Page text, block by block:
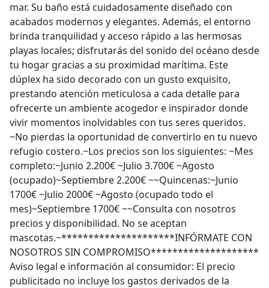
mar. Su baño está cuidadosamente diseñado con
acabados modernos y elegantes. Además, el entorno
brinda tranquilidad y acceso rápido a las hermosas
playas locales; disfrutarás del sonido del océano desde
tu hogar gracias a su proximidad marítima. Este
dúplex ha sido decorado con un gusto exquisito,
prestando atención meticulosa a cada detalle para
ofrecerte un ambiente acogedor e inspirador donde
vivir momentos inolvidables con tus seres queridos.
~No pierdas la oportunidad de convertirlo en tu nuevo
refugio costero.~Los precios son los siguientes: ~Mes
completo:~Junio 2.200€ ~Julio 3.700€ ~Agosto
(ocupado)~Septiembre 2.200€ ~~Quincenas:~Junio
1700€ ~Julio 2000€ ~Agosto (ocupado todo el
mes)~Septiembre 1700€ ~~Consulta con nosotros
precios y disponibilidad. No se aceptan
mascotas.~*********************INFÓRMATE CON
NOSOTROS SIN COMPROMISO********************
Aviso legal e información al consumidor: El precio
publicitado no incluye los gastos derivados de la